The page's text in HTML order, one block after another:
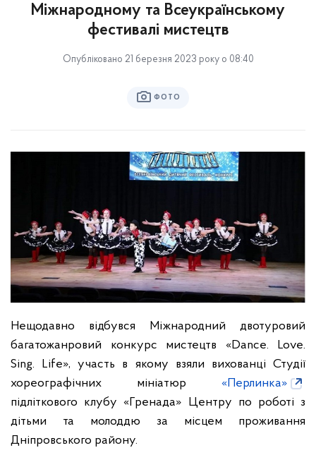
Міжнародному та Всеукраїнському
фестивалі мистецтв
Опубліковано 21 березня 2023 року о 08:40
ФОТО
Нещодавно відбувся Міжнародний двотуровий
багатожанровий конкурс мистецтв «Dance. Love.
Sing. Life», участь в якому взяли вихованці Студії
хореографічних мініатюр «Перлинка»
підліткового клубу «Гренада» Центру по роботі з
дітьми та молоддю за місцем проживання
Дніпровського району.